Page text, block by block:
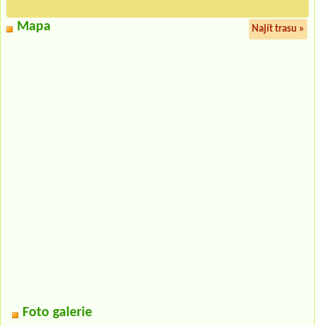
Mapa Najít trasu »
Foto galerie